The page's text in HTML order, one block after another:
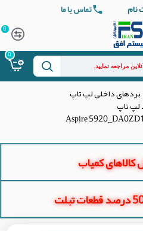
نام تماس با ما
0
0
بردهای داخلی لپ تاپ
لپ تاپ
کمیاب